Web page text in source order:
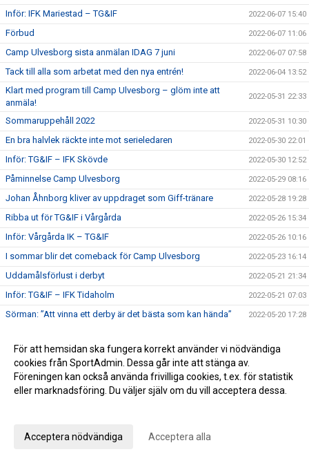
Inför: IFK Mariestad – TG&IF 2022-06-07 15:40
Förbud 2022-06-07 11:06
Camp Ulvesborg sista anmälan IDAG 7 juni 2022-06-07 07:58
Tack till alla som arbetat med den nya entrén! 2022-06-04 13:52
Klart med program till Camp Ulvesborg – glöm inte att
anmäla!
2022-05-31 22:33
Sommaruppehåll 2022 2022-05-31 10:30
En bra halvlek räckte inte mot serieledaren 2022-05-30 22:01
Inför: TG&IF – IFK Skövde 2022-05-30 12:52
Påminnelse Camp Ulvesborg 2022-05-29 08:16
Johan Åhnborg kliver av uppdraget som Giff-tränare 2022-05-28 19:28
Ribba ut för TG&IF i Vårgårda 2022-05-26 15:34
Inför: Vårgårda IK – TG&IF 2022-05-26 10:16
I sommar blir det comeback för Camp Ulvesborg 2022-05-23 16:14
Uddamålsförlust i derbyt 2022-05-21 21:34
Inför: TG&IF – IFK Tidaholm 2022-05-21 07:03
Sörman: ”Att vinna ett derby är det bästa som kan hända” 2022-05-20 17:28
TG&IF enkelt vidare i DM 2022-05-17 22:04
Inför: Skultorps IF – TG&IF (DM) 2022-05-17 10:35
Andra raka för TG&IF – bortavann i Allingsås 2022-05-14 17:50
Äntligen Bilbingon drar igång – premiär 10 maj!
För att hemsidan ska fungera korrekt använder vi nödvändiga
cookies från SportAdmin. Dessa går inte att stänga av.
Föreningen kan också använda frivilliga cookies, t.ex. för statistik
eller marknadsföring. Du väljer själv om du vill acceptera dessa.
Acceptera nödvändiga Acceptera alla